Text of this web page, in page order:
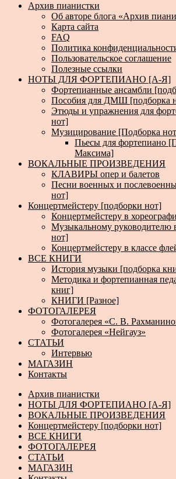
Архив пианистки
Об авторе блога «Архив
Карта сайта
FAQ
Политика
Пользовательское соглашение
Полезные ссылки
НОТЫ ДЛЯ ФОРТЕПИАНО [А-Я]
Фортепианные ансамбли
Пособия для ДМШ [подборка
Этюды и упражнения для
нот]
Музицирование [Подборка
Пьесы для фортепиано
Максима]
ВОКАЛЬНЫЕ ПРОИЗВЕДЕНИЯ
КЛАВИРЫ опер и балетов
Песни военных и
нот]
Концертмейстеру [подборки нот]
Концертмейстеру в
Музыкальному руководителю
нот]
Концертмейстеру в классе
ВСЕ КНИГИ
История музыки [подборка
Методика и фортепианная
книг]
КНИГИ [Разное]
ФОТОГАЛЕРЕЯ
Фотогалерея «С. В.
Фотогалерея «Нейгауз»
СТАТЬИ
Интервью
МАГАЗИН
Контакты
Архив пианистки
НОТЫ ДЛЯ ФОРТЕПИАНО [А-Я]
ВОКАЛЬНЫЕ ПРОИЗВЕДЕНИЯ
Концертмейстеру [подборки нот]
ВСЕ КНИГИ
ФОТОГАЛЕРЕЯ
СТАТЬИ
МАГАЗИН